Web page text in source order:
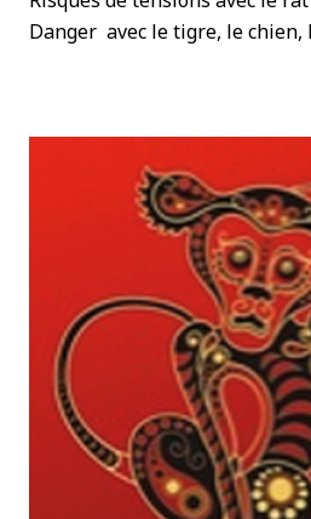
Danger avec le tigre, le chien,